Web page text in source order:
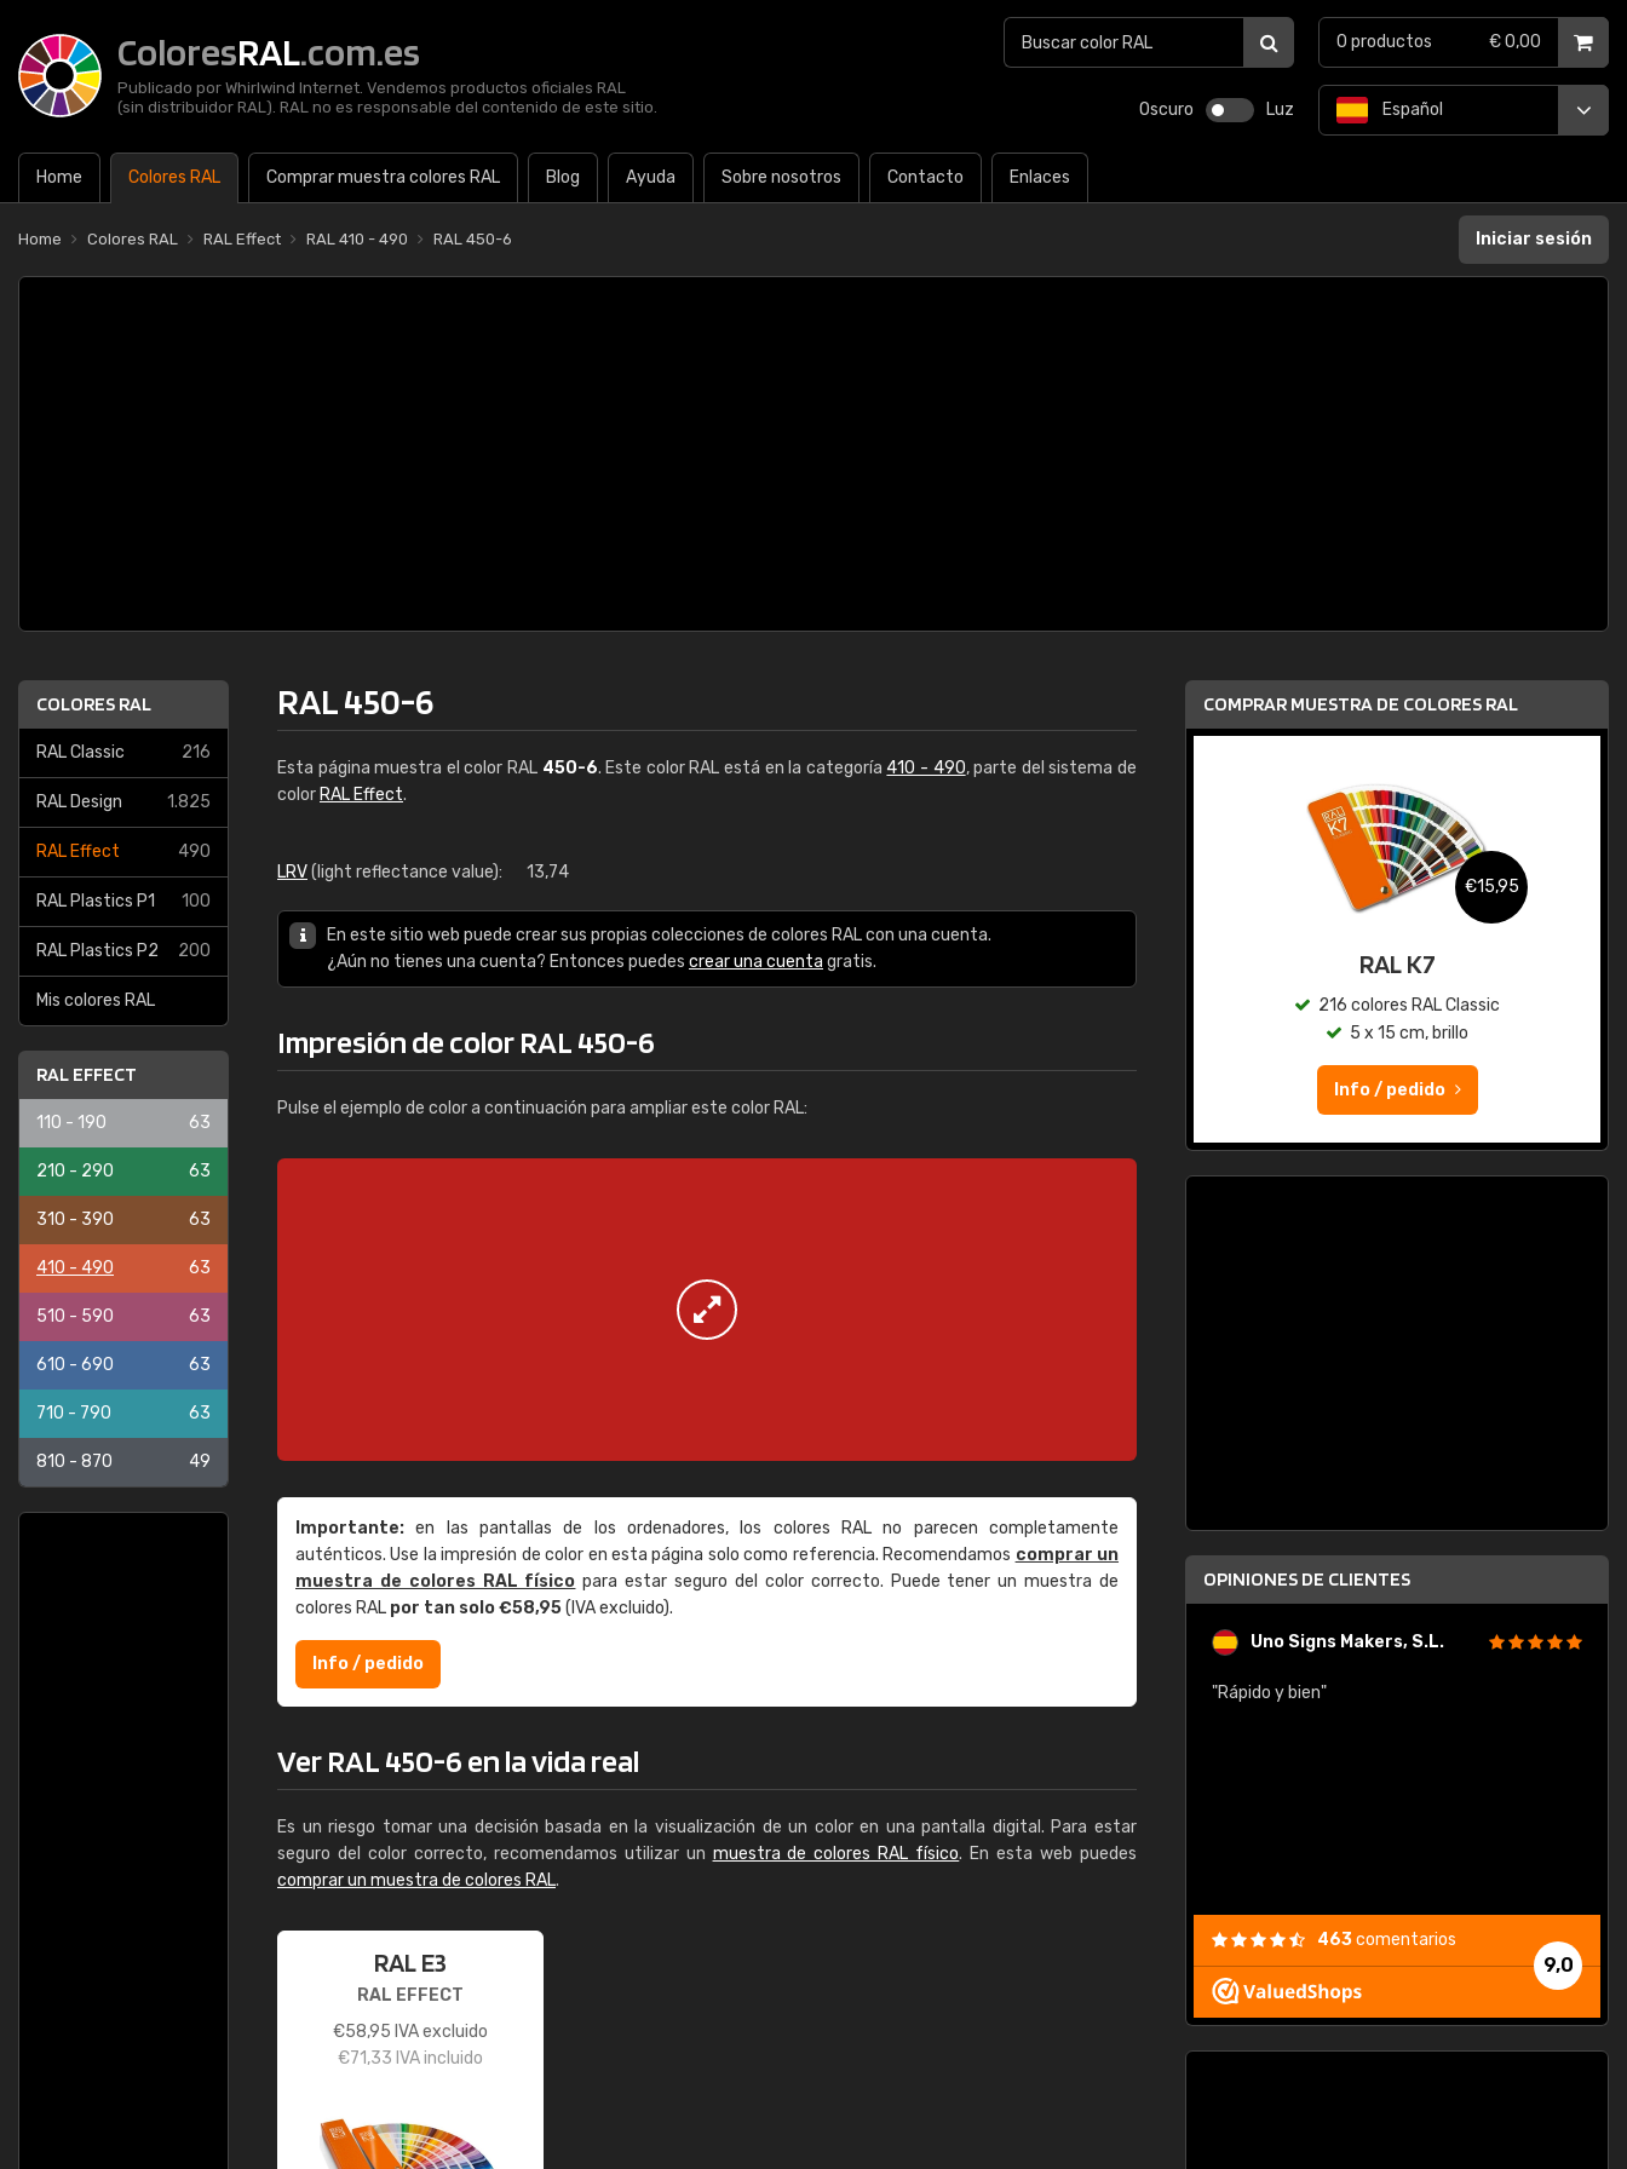
ColoresRAL.com.es
Publicado por Whirlwind Internet. Vendemos productos oficiales RAL
(sin distribuidor RAL). RAL no es responsable del contenido de este sitio.
Oscuro Luz
Home Colores RAL Comprar muestra colores RAL Blog Ayuda Sobre nosotros Contacto Enlaces
Español
0 productos € 0,00
Home Colores RAL RAL Effect RAL 410 - 490 RAL 450-6 Iniciar sesión
COLORES RAL
RAL Classic 216
RAL Design 1.825
RAL Effect 490
RAL Plastics P1 100
RAL Plastics P2 200
Mis colores RAL
RAL EFFECT
110 - 190 63
210 - 290 63
310 - 390 63
410 - 490 63
510 - 590 63
610 - 690 63
710 - 790 63
810 - 870 49
RAL 450-6
Esta página muestra el color RAL 450-6. Este color RAL está en la categoría 410 - 490, parte del sistema de
color RAL Effect.
LRV(light reflectance value): 13,74
En este sitio web puede crear sus propias colecciones de colores RAL con una cuenta.
¿Aún no tienes una cuenta? Entonces puedes crear una cuenta gratis.
Impresión de color RAL 450-6
Pulse el ejemplo de color a continuación para ampliar este color RAL:
Importante: en las pantallas de los ordenadores, los colores RAL no parecen completamente
auténticos. Use la impresión de color en esta página solo como referencia. Recomendamos comprar un
muestra de colores RAL físico para estar seguro del color correcto. Puede tener un muestra de
colores RAL por tan solo €58,95(IVA excluido).
Info / pedido
Ver RAL 450-6 en la vida real
Es un riesgo tomar una decisión basada en la visualización de un color en una pantalla digital. Para estar
seguro del color correcto, recomendamos utilizar un muestra de colores RAL físico. En esta web puedes
comprar un muestra de colores RAL.
RAL E3
RAL EFFECT
€58,95 IVA excluido
€71,33 IVA incluido
COMPRAR MUESTRA DE COLORES RAL
RAL K7 a base de agua
€15,95
RAL K7
216 colores RAL Classic
5 x 15 cm, brillo
Info / pedido
OPINIONES DE CLIENTES
Uno Signs Makers, S.L.
"Rápido y bien"
9,0
463comentarios